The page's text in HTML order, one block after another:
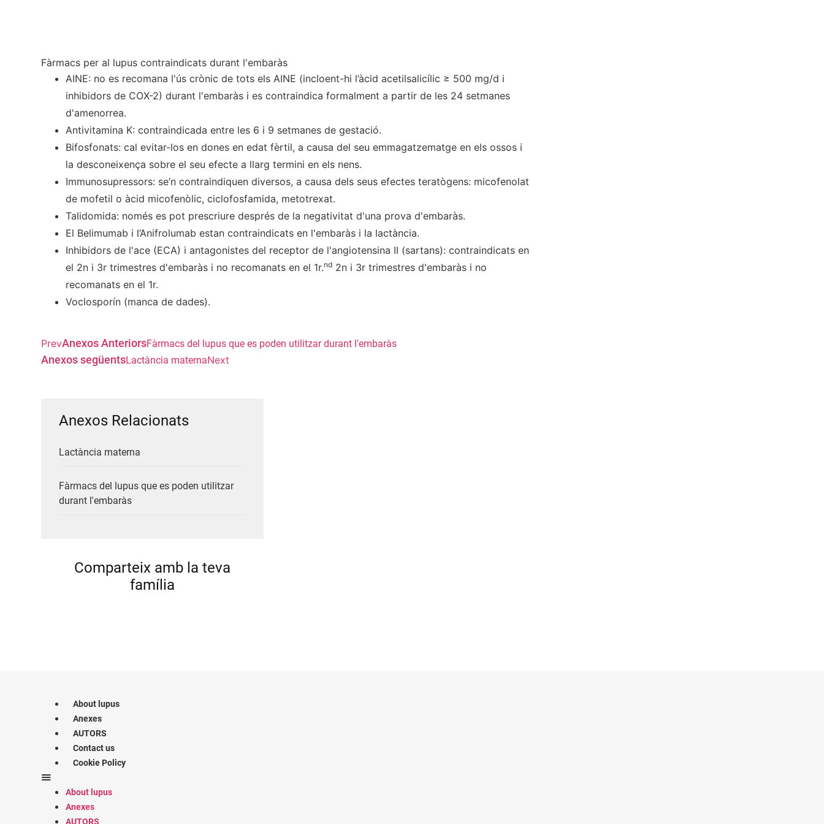
Fàrmacs per al lupus contraindicats durant l'embaràs
AINE: no es recomana l'ús crònic de tots els AINE (incloent-hi l’àcid acetilsalicílic ≥ 500 mg/d i
inhibidors de COX-2) durant l'embaràs i es contraindica formalment a partir de les 24 setmanes
d'amenorrea.
Antivitamina K: contraindicada entre les 6 i 9 setmanes de gestació.
Bifosfonats: cal evitar-los en dones en edat fèrtil, a causa del seu emmagatzematge en els ossos i
la desconeixença sobre el seu efecte a llarg termini en els nens.
Immunosupressors: se’n contraindiquen diversos, a causa dels seus efectes teratògens: micofenolat
de mofetil o àcid micofenòlic, ciclofosfamida, metotrexat.
Talidomida: només es pot prescriure després de la negativitat d'una prova d'embaràs.
El Belimumab i l’Anifrolumab estan contraindicats en l'embaràs i la lactància.
Inhibidors de l'ace (ECA) i antagonistes del receptor de l'angiotensina II (sartans): contraindicats en
el 2n i 3r trimestres d'embaràs i no recomanats en el 1r.nd 2n i 3r trimestres d'embaràs i no
recomanats en el 1r.
Voclosporín (manca de dades).
PrevAnexos AnteriorsFàrmacs del lupus que es poden utilitzar durant l'embaràs
Anexos següentsLactància maternaNext
Anexos Relacionats
Lactància materna
Fàrmacs del lupus que es poden utilitzar
durant l'embaràs
Comparteix amb la teva
família
About lupus
Anexes
AUTORS
Contact us
Cookie Policy
About lupus
Anexes
AUTORS